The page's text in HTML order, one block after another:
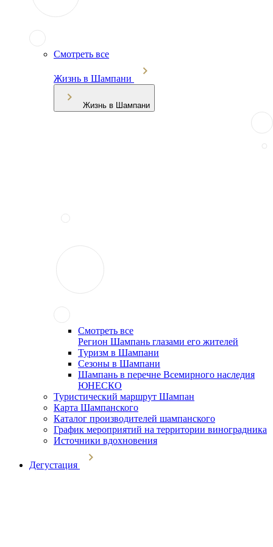
Смотреть все
Жизнь в Шампани
Жизнь в Шампани
Смотреть все
Регион Шампань глазами его жителей
Туризм в Шампани
Сезоны в Шампани
Шампань в перечне Всемирного наследия
ЮНЕСКО
Туристический маршрут Шампан
Карта Шампанского
Каталог производителей шампанского
График мероприятий на территории виноградника
Источники вдохновения
Дегустация